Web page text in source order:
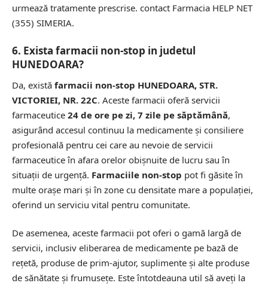
urmează tratamente prescrise. contact Farmacia HELP NET
(355) SIMERIA.
6. Exista farmacii non-stop in judetul
HUNEDOARA?
Da, există farmacii non-stop HUNEDOARA, STR.
VICTORIEI, NR. 22C. Aceste farmacii oferă servicii
farmaceutice 24 de ore pe zi, 7 zile pe săptămână,
asigurând accesul continuu la medicamente și consiliere
profesională pentru cei care au nevoie de servicii
farmaceutice în afara orelor obișnuite de lucru sau în
situații de urgență. Farmaciile non-stop pot fi găsite în
multe orașe mari și în zone cu densitate mare a populației,
oferind un serviciu vital pentru comunitate.
De asemenea, aceste farmacii pot oferi o gamă largă de
servicii, inclusiv eliberarea de medicamente pe bază de
rețetă, produse de prim-ajutor, suplimente și alte produse
de sănătate și frumusețe. Este întotdeauna util să aveți la